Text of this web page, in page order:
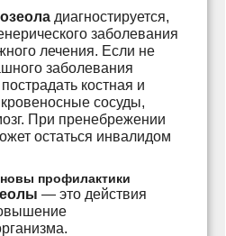
диагностируется,
заболевания
лечения. Если не
заболевания
костная и
сосуды,
При пренебрежении
остаться инвалидом
профилактики
— это действия